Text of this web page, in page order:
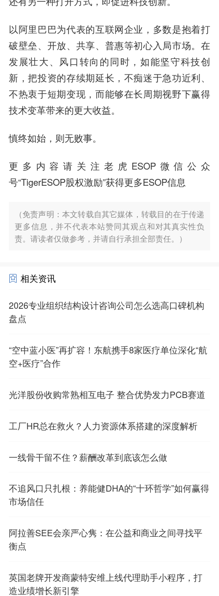
以阿里巴巴为代表的互联网企业，多数是抱着打
破壁垒、开放、共享、普惠等初心入局市场。在
发展壮大、风口转向的同时，如能坚守科技创
新，把投资的存续期延长，不痴迷于急功近利、
不热衷于短期变现，而能够在长周期视野下赢得
技术变革带来的更大收益。
慎终如始，则无败事。
更多内容请关注老虎ESOP微信公众
号“TigerESOP股权激励”获得更多ESOP信息
（免责声明：本文转载自其它媒体，转载目的在于传递
更多信息，并不代表本站赞同其观点和对其真实性负
责。请读者仅做参考，并请自行承担全部责任。）
相关资讯
2026专业组织结构设计咨询公司怎么选高口碑机构
盘点
“空中蓝小医”再扩容！东航携手8家医疗单位深化“航
空+医疗”合作
光洋股份收购常熟相互电子 整合优势发力PCB赛道
工厂HR总在救火？人力资源体系搭建的深度解析
一线骨干留不住？薪酬改革到底该怎么做
不追风口只扎根：养能健DHA的“十环哲学”如何赢得
市场信任
阿拉善SEE会亲严心隽：在公益和商业之间寻找平
衡点
英国老牌开发商蒙特安维上线代理助手小程序，打
造业绩增长新引擎